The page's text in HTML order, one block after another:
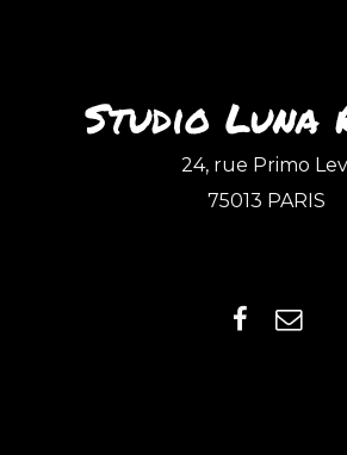
Studio Luna
24, rue Primo
75013 PARIS